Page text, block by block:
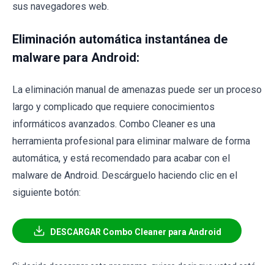
sus navegadores web.
Eliminación automática instantánea de
malware para Android:
La eliminación manual de amenazas puede ser un proceso
largo y complicado que requiere conocimientos
informáticos avanzados. Combo Cleaner es una
herramienta profesional para eliminar malware de forma
automática, y está recomendado para acabar con el
malware de Android. Descárguelo haciendo clic en el
siguiente botón:
DESCARGAR Combo Cleaner para Android